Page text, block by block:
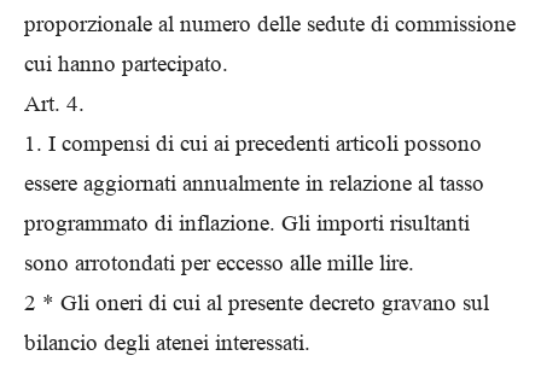
proporzionale al numero delle sedute di commissione
cui hanno partecipato.
Art. 4.
1. I compensi di cui ai precedenti articoli possono
essere aggiornati annualmente in relazione al tasso
programmato di inflazione. Gli importi risultanti
sono arrotondati per eccesso alle mille lire.
2 * Gli oneri di cui al presente decreto gravano sul
bilancio degli atenei interessati.